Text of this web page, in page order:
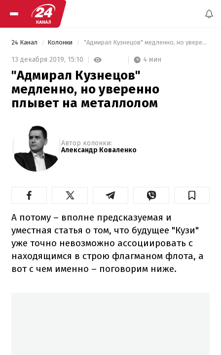
24 Канал Колонки "Адмирал Кузнецов" медленно, но уверенно плывет на металлолом
13 декабря 2019, 15:10 4 мин
"Адмирал Кузнецов"
медленно, но уверенно
плывет на металлолом
Автор колонки:
Александр Коваленко
А потому – вполне предсказуемая и
уместная статья о том, что будущее "Кузи"
уже точно невозможно ассоциировать с
находящимся в строю флагманом флота, а
вот с чем именно – поговорим ниже.